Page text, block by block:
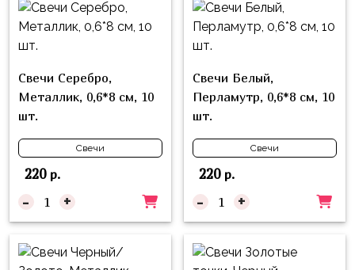
Свечи Серебро,
Металлик, 0,6*8 см, 10
шт.
Свечи
220р.
- +
Свечи Белый,
Перламутр, 0,6*8 см, 10
шт.
Свечи
220р.
- +
Фольга
Фольгированные
шары
с
рисунком
Фольгированные
Готовые
композиции
из
Девичник
Свадьба
Мальчик
или
Девочка
Грузовичок
Лёва
Свинка
Пеппа
Смешарики/
Малышарики
Холодное
Пони
62/2